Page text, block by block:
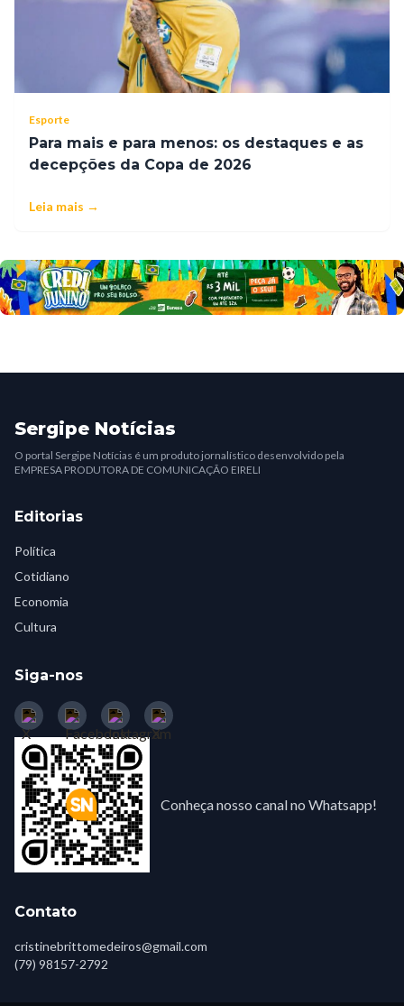
Esporte
Para mais e para menos: os destaques e as
decepções da Copa de 2026
Leia mais →
Sergipe Notícias
O portal Sergipe Notícias é um produto jornalístico desenvolvido pela
EMPRESA PRODUTORA DE COMUNICAÇÃO EIRELI
Editorias
Política
Cotidiano
Economia
Cultura
Siga-nos
Conheça nosso canal no Whatsapp!
Contato
cristinebrittomedeiros@gmail.com
(79) 98157-2792